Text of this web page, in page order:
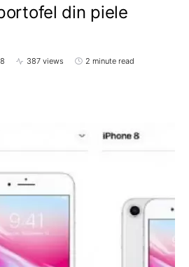
din piele
387 views 2 minute read